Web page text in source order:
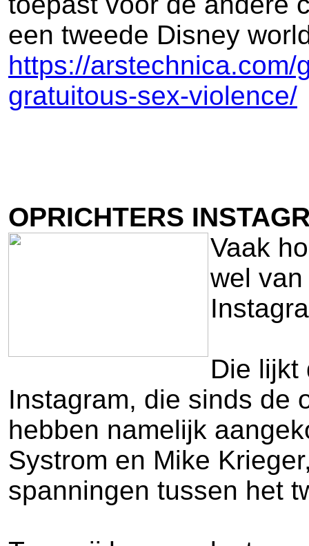
een tweede Disney
https://
gratuitous-sex-violence/
OPRICHTERS
Vaak
wel
Die lijkt
Instagram, die sinds de
hebben namelijk
Systrom en Mike
spanningen tussen het